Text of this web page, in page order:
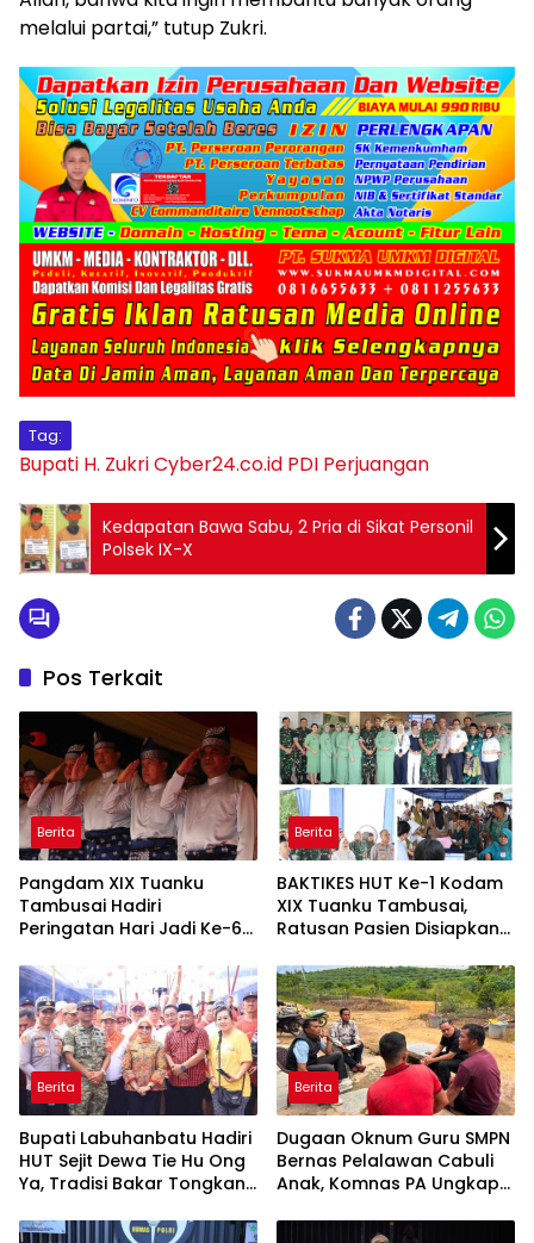
melalui partai,” tutup Zukri.
Tag:
Bupati H. ZukriCyber24.co.id PDI Perjuangan
Kedapatan Bawa Sabu, 2 Pria di Sikat Personil
Polsek IX-X
Pos Terkait
Berita
Pangdam XIX Tuanku
Tambusai Hadiri
Peringatan Hari Jadi Ke-69
Berita
BAKTIKES HUT Ke-1 Kodam
XIX Tuanku Tambusai,
Ratusan Pasien Disiapkan
Berita
Bupati Labuhanbatu Hadiri
HUT Sejit Dewa Tie Hu Ong
Ya, Tradisi Bakar Tongkang
Berita
Dugaan Oknum Guru SMPN
Bernas Pelalawan Cabuli
Anak, Komnas PA Ungkap
Polres Sejak Juli